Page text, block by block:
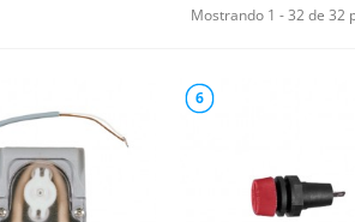
Mostrando 1 - 32 de 32
6